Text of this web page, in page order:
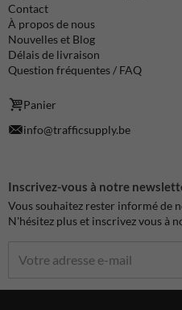
Contact
À propos de nous
Nouvelles et Blog
Délais de livraison
Question fréquentes / FAQ
Panier
info@trafficsupply.be
Inscrivez-vous à notre
Vous souhaitez rester informé de
N'hésitez plus et inscrivez vous à